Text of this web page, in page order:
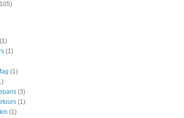
(1)
(1)
(1)
(3)
(1)
(1)